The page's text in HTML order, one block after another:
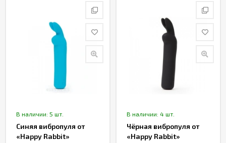
В наличии: 5 шт.
Синяя вибропуля от
«Happy Rabbit»
В наличии: 4 шт.
Чёрная вибропуля от
«Happy Rabbit»